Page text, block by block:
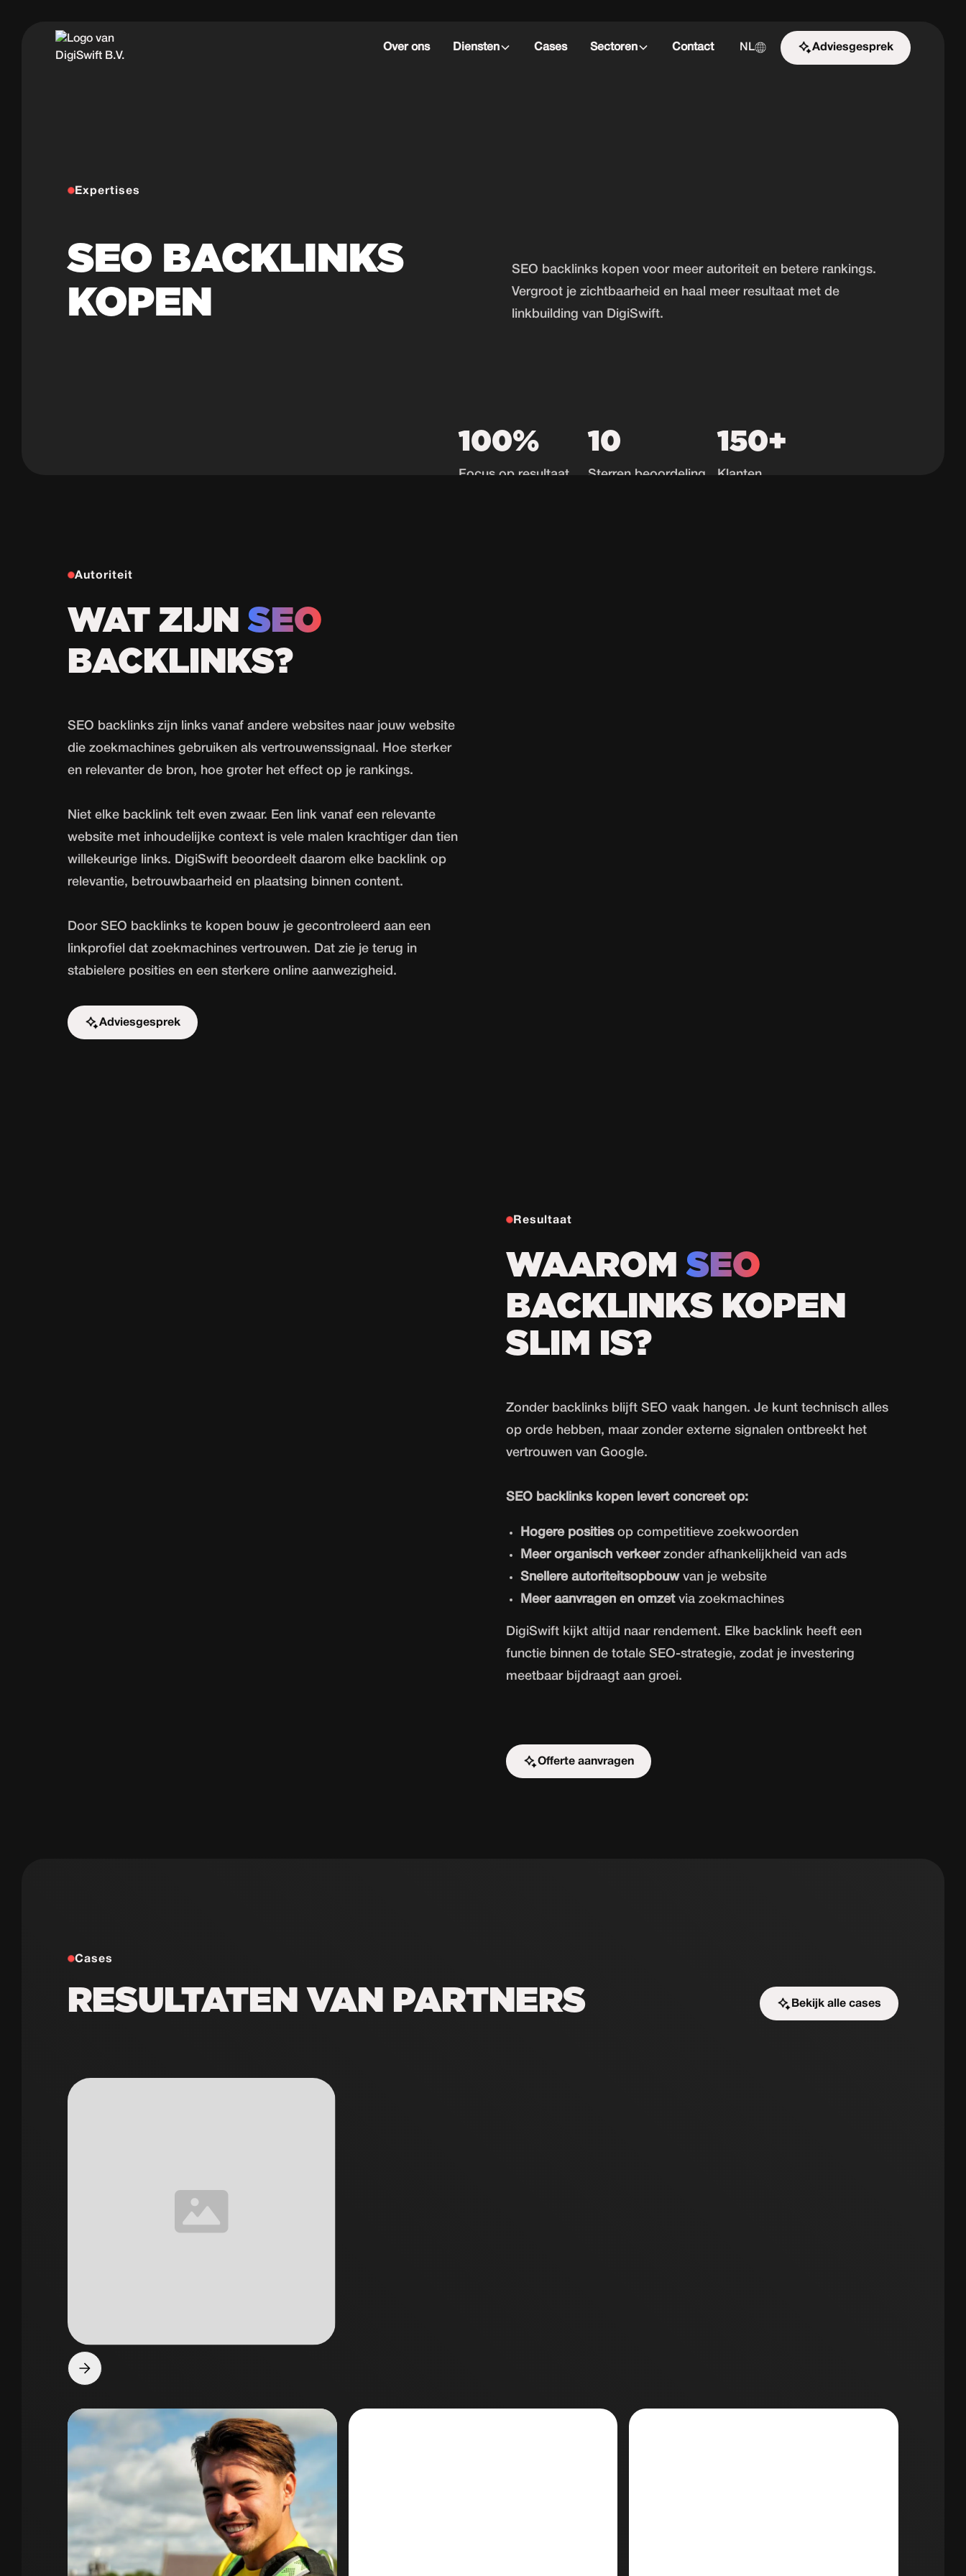
Over ons Diensten Cases Sectoren Contact NL
Adviesgesprek
Start de uitdaging
Expertises
SEO BACKLINKS
KOPEN
SEO backlinks kopen voor meer autoriteit en betere rankings.
Vergroot je zichtbaarheid en haal meer resultaat met de
linkbuilding van DigiSwift.
100%
Focus op resultaat
10
Sterren beoordeling
150+
Klanten
Autoriteit
WAT ZIJNSEO
BACKLINKS?
SEO backlinks zijn links vanaf andere websites naar jouw website
die zoekmachines gebruiken als vertrouwenssignaal. Hoe sterker
en relevanter de bron, hoe groter het effect op je rankings.
Niet elke backlink telt even zwaar. Een link vanaf een relevante
website met inhoudelijke context is vele malen krachtiger dan tien
willekeurige links. DigiSwift beoordeelt daarom elke backlink op
relevantie, betrouwbaarheid en plaatsing binnen content.
Door SEO backlinks te kopen bouw je gecontroleerd aan een
linkprofiel dat zoekmachines vertrouwen. Dat zie je terug in
stabielere posities en een sterkere online aanwezigheid.
Adviesgesprek
Start de uitdaging
Resultaat
WAAROM SEO
BACKLINKS KOPEN
SLIM IS?
Zonder backlinks blijft SEO vaak hangen. Je kunt technisch alles
op orde hebben, maar zonder externe signalen ontbreekt het
vertrouwen van Google.
SEO backlinks kopen levert concreet op:
Hogere positiesop competitieve zoekwoorden
Meer organisch verkeerzonder afhankelijkheid van ads
Snellere autoriteitsopbouwvan je website
Meer aanvragen en omzetvia zoekmachines
DigiSwift kijkt altijd naar rendement. Elke backlink heeft een
functie binnen de totale SEO-strategie, zodat je investering
meetbaar bijdraagt aan groei.
Offerte aanvragen
Start de uitdaging
Cases
RESULTATEN VAN PARTNERS
Bekijk alle cases
Start de uitdaging